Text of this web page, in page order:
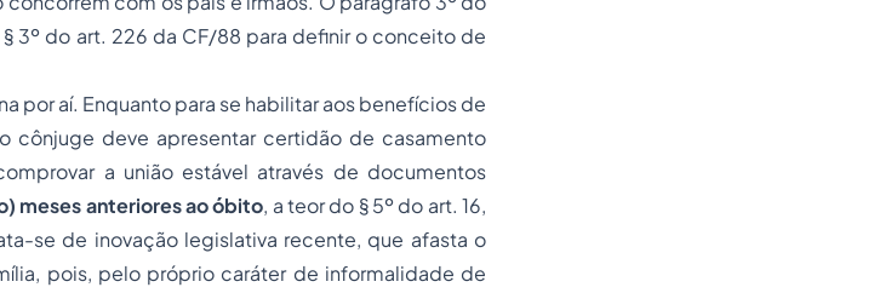
3º do art. 226 da CF/88 para definir o conceito de
por aí. Enquanto para se habilitar aos benefícios de
cônjuge deve apresentar certidão de casamento
a união estável através de documentos
meses anteriores ao óbito, a teor do § 5º do art. 16,
se de inovação legislativa recente, que afasta o
pois, pelo próprio caráter de informalidade de